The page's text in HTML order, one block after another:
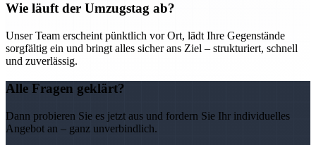
Wie läuft der Umzugstag ab?
Unser Team erscheint pünktlich vor Ort, lädt Ihre Gegenstände
sorgfältig ein und bringt alles sicher ans Ziel – strukturiert, schnell
und zuverlässig.
Alle Fragen geklärt?
Dann probieren Sie es jetzt aus und fordern Sie Ihr individuelles
Angebot an – ganz unverbindlich.